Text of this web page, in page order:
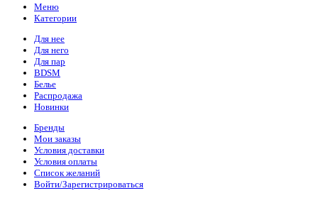
Меню
Категории
Для нее
Для него
Для пар
BDSM
Белье
Распродажа
Новинки
Бренды
Мои заказы
Условия доставки
Условия оплаты
Список желаний
Войти/Зарегистрироваться